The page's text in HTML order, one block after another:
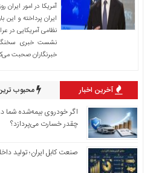
اصلی
صفحه
ایران
اخبار
المللی
اخبار
آمریکا در امور ایران
ایران پرداخته و
نظامی آمریکایی
نشست خبری
خبرنگاران صحبت
آخرین اخبار محبوب
اگر خودروی بیمه‌شده شما
چقدر خسارت می‌پردازد؟
صنعت کابل ایران؛ تولید